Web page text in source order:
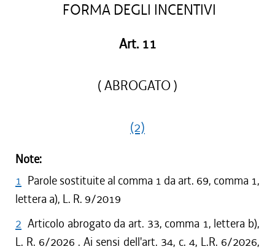
FORMA DEGLI INCENTIVI
Art. 11
( ABROGATO )
(2)
Note:
1 Parole sostituite al comma 1 da art. 69, comma 1,
lettera a), L. R. 9/2019
2 Articolo abrogato da art. 33, comma 1, lettera b),
L. R. 6/2026 . Ai sensi dell'art. 34, c. 4, L.R. 6/2026,